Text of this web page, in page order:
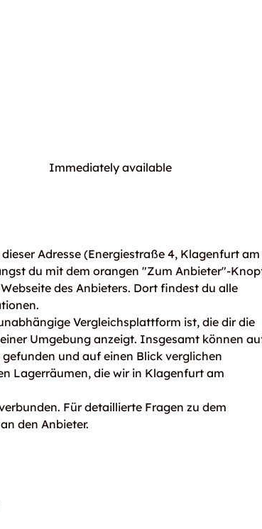
Immediately available
Adresse (Energiestraße 4, Klagenfurt am
du mit dem orangen "Zum Anbieter"-
des Anbieters. Dort findest du alle
Vergleichsplattform ist, die dir die
Umgebung anzeigt. Insgesamt können
und auf einen Blick verglichen
Lagerräumen, die wir in Klagenfurt am
Für detaillierte Fragen zu dem
den Anbieter.